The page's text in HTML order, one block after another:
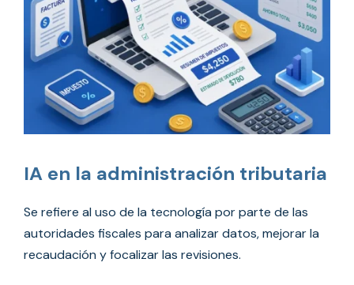
IA en la administración tributaria
Se refiere al uso de la tecnología por parte de las
autoridades fiscales para analizar datos, mejorar la
recaudación y focalizar las revisiones.